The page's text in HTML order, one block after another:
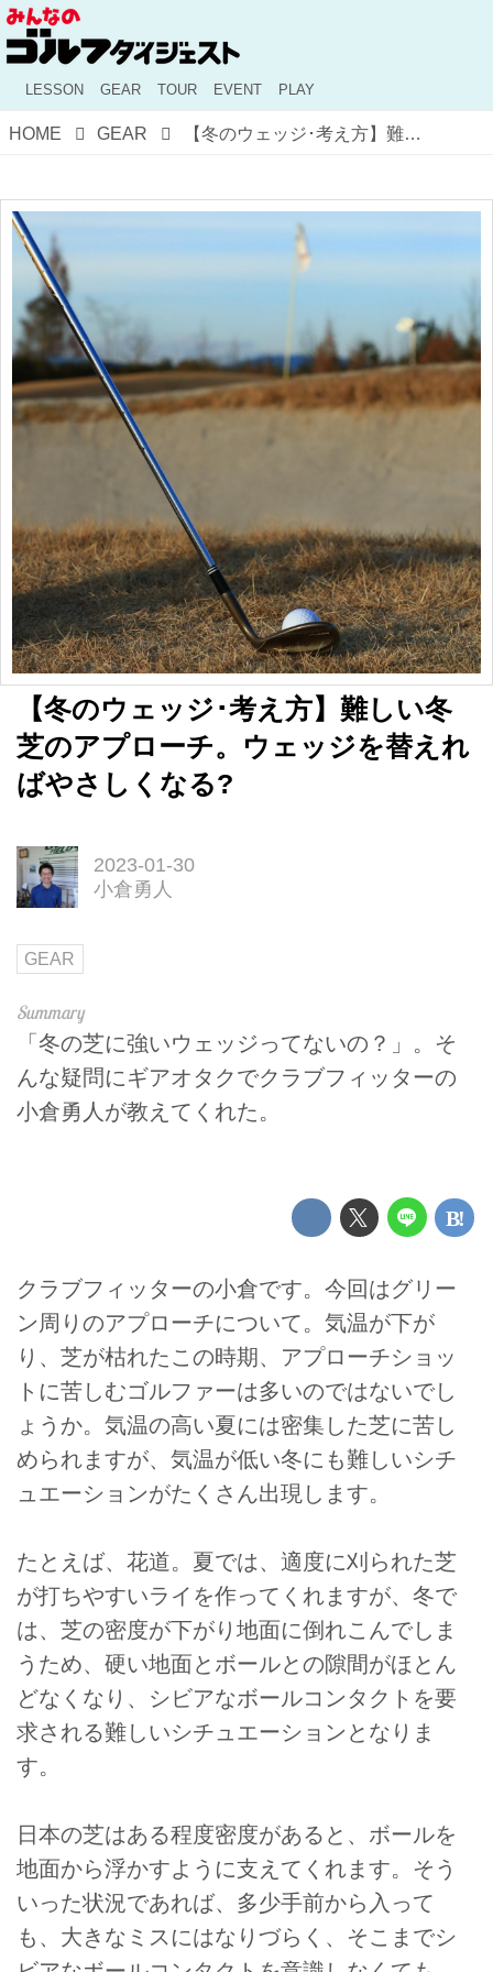
LESSON GEAR TOUR EVENT PLAY
HOME GEAR 【冬のウェッジ･考え方】難しい冬芝のアプローチ。ウェッジを替えればやさしくなる?
【冬のウェッジ･考え方】難しい冬
芝のアプローチ。ウェッジを替えれ
ばやさしくなる?
2023-01-30
小倉勇人
GEAR
「冬の芝に強いウェッジってないの？」。そ
んな疑問にギアオタクでクラブフィッターの
小倉勇人が教えてくれた。
クラブフィッターの小倉です。今回はグリー
ン周りのアプローチについて。気温が下が
り、芝が枯れたこの時期、アプローチショッ
トに苦しむゴルファーは多いのではないでし
ょうか。気温の高い夏には密集した芝に苦し
められますが、気温が低い冬にも難しいシチ
ュエーションがたくさん出現します。
たとえば、花道。夏では、適度に刈られた芝
が打ちやすいライを作ってくれますが、冬で
は、芝の密度が下がり地面に倒れこんでしま
うため、硬い地面とボールとの隙間がほとん
どなくなり、シビアなボールコンタクトを要
求される難しいシチュエーションとなりま
す。
日本の芝はある程度密度があると、ボールを
地面から浮かすように支えてくれます。そう
いった状況であれば、多少手前から入って
も、大きなミスにはなりづらく、そこまでシ